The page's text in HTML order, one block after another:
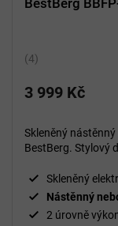
Průměrné
produktu
5,0
z
hvězdiček.
3 999 Kč
Skleněný
BestBerg. Stylový
složité instalace.
Skleněný
Nástěnný
2 úrovně